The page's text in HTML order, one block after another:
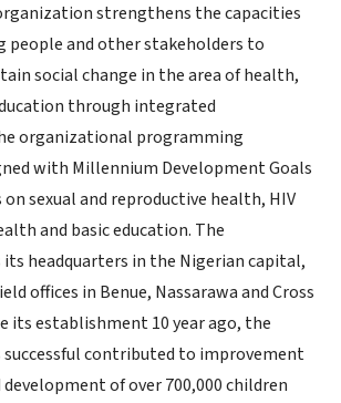
strengthens the capacities
people and other stakeholders to
social change in the area of health,
through integrated
organizational programming
with Millennium Development Goals
sexual and reproductive health, HIV
and basic education. The
headquarters in the Nigerian capital,
offices in Benue, Nassarawa and Cross
its establishment 10 year ago, the
contributed to improvement
of over 700,000 children